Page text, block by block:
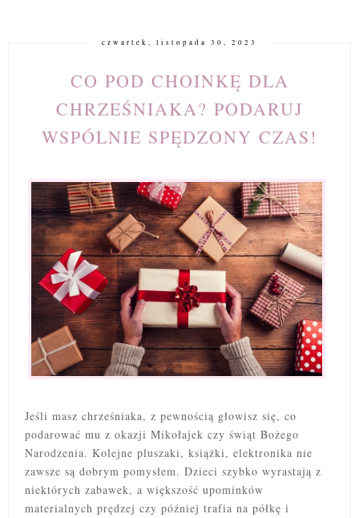
czwartek, listopada 30, 2023
CO POD CHOINKĘ DLA
CHRZEŚNIAKA? PODARUJ
WSPÓLNIE SPĘDZONY CZAS!
Jeśli masz chrześniaka, z pewnością głowisz się, co
podarować mu z okazji Mikołajek czy świąt Bożego
Narodzenia. Kolejne pluszaki, książki, elektronika nie
zawsze są dobrym pomysłem. Dzieci szybko wyrastają z
niektórych zabawek, a większość upominków
materialnych prędzej czy później trafia na półkę i